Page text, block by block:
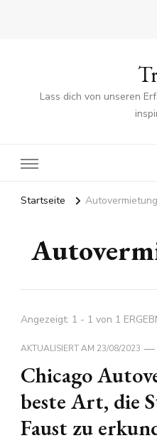
Lass dich von unseren
Startseite Autovermietung
Angezeigt: 1 - 1 von 1
AKTUALISIERT AM 23/08/2023
Chicago
beste Art, die
Faust zu